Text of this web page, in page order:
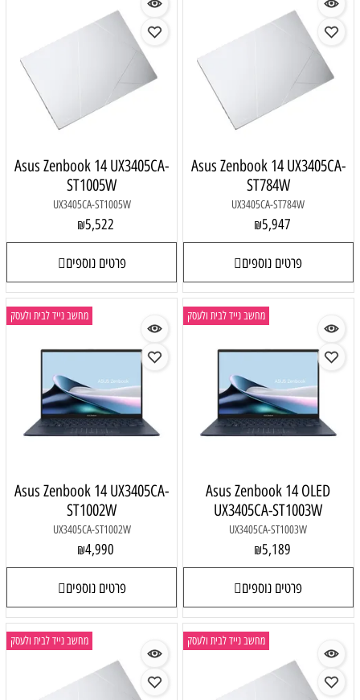
Asus Zenbook 14 UX3405CA-
ST784W
UX3405CA-ST784W
₪5,947
פרטים נוספים
Asus Zenbook 14 UX3405CA-
ST1005W
UX3405CA-ST1005W
₪5,522
פרטים נוספים
מחשב נייד לבית ולעסק
Asus Zenbook 14 OLED
UX3405CA-ST1003W
UX3405CA-ST1003W
₪5,189
פרטים נוספים
מחשב נייד לבית ולעסק
Asus Zenbook 14 UX3405CA-
ST1002W
UX3405CA-ST1002W
₪4,990
פרטים נוספים
מחשב נייד לבית ולעסק מחשב נייד לבית ולעסק